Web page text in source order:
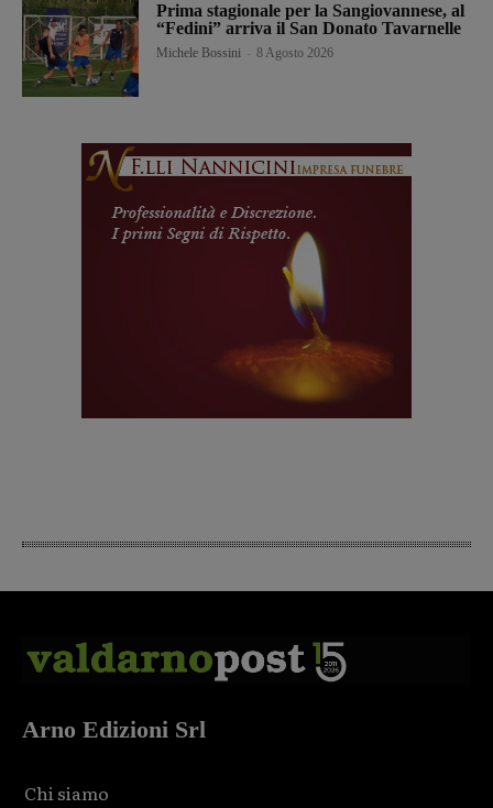
Prima stagionale per la Sangiovannese, al
“Fedini” arriva il San Donato Tavarnelle
Michele Bossini 8 Agosto 2026
Arno Edizioni Srl
Chi siamo